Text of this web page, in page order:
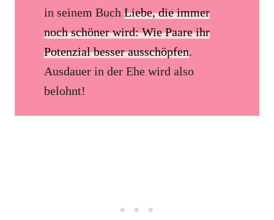
in seinem Buch Liebe, die immer
noch schöner wird: Wie Paare ihr
Potenzial besser ausschöpfen.
Ausdauer in der Ehe wird also
belohnt!